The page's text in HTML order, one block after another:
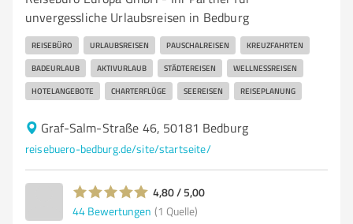
unvergessliche Urlaubsreisen in Bedburg
REISEBÜRO URLAUBSREISEN PAUSCHALREISEN KREUZFAHRTEN
BADEURLAUB AKTIVURLAUB STÄDTEREISEN WELLNESSREISEN
HOTELANGEBOTE CHARTERFLÜGE SEEREISEN REISEPLANUNG
Graf-Salm-Straße 46, 50181 Bedburg
reisebuero-bedburg.de/site/startseite/
4,80 / 5,00
44 Bewertungen (1 Quelle)